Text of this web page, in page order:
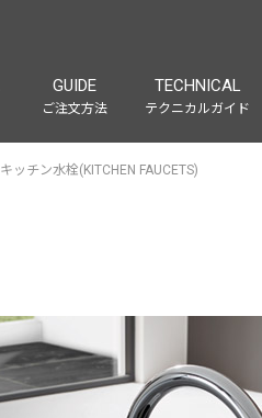
GUIDE
ご注文方法
TECHNICAL
テクニカルガイド
キッチン水栓(KITCHEN FAUCETS)